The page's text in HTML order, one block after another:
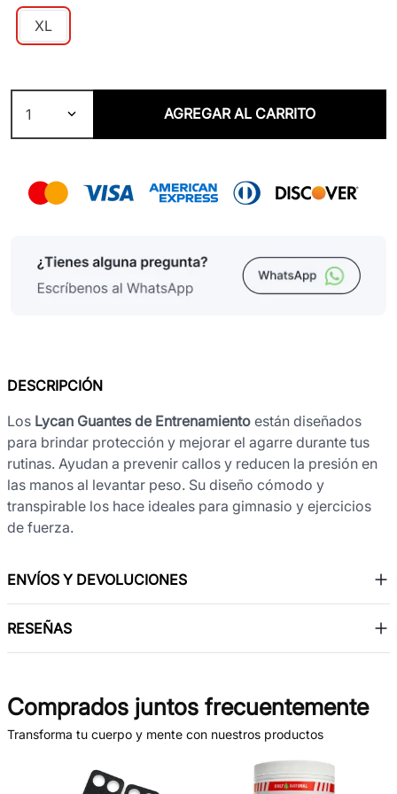
XL
1 AGREGAR AL CARRITO
DESCRIPCIÓN
Los Lycan Guantes de Entrenamiento están diseñados
para brindar protección y mejorar el agarre durante tus
rutinas. Ayudan a prevenir callos y reducen la presión en
las manos al levantar peso. Su diseño cómodo y
transpirable los hace ideales para gimnasio y ejercicios
de fuerza.
ENVÍOS Y DEVOLUCIONES
RESEÑAS
Comprados juntos frecuentemente
Transforma tu cuerpo y mente con nuestros productos